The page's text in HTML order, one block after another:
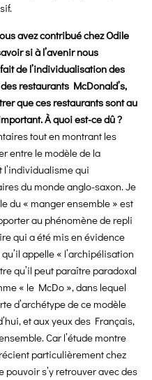
avez contribué chez Odile
si à l’avenir nous
de l’individualisation des
restaurants McDonald’s,
que ces restaurants sont au
À quoi est-ce dû ?
tout en montrant les
entre le modèle de la
qui
du monde anglo-saxon. Je
du « manger ensemble » est
au phénomène de repli
qui a été mis en évidence
appelle « l’archipélisation
qu’il peut paraître paradoxal
« le McDo », dans lequel
d’archétype de ce modèle
et aux yeux des Français,
Car l’étude montre
particulièrement chez
pouvoir s’y retrouver avec des